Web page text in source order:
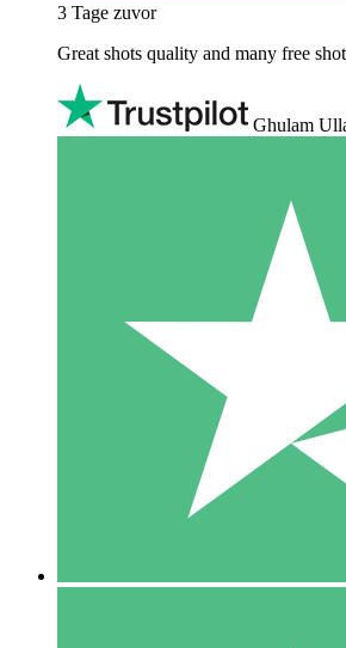
3 Tage zuvor
Great shots quality and many free
Ghulam